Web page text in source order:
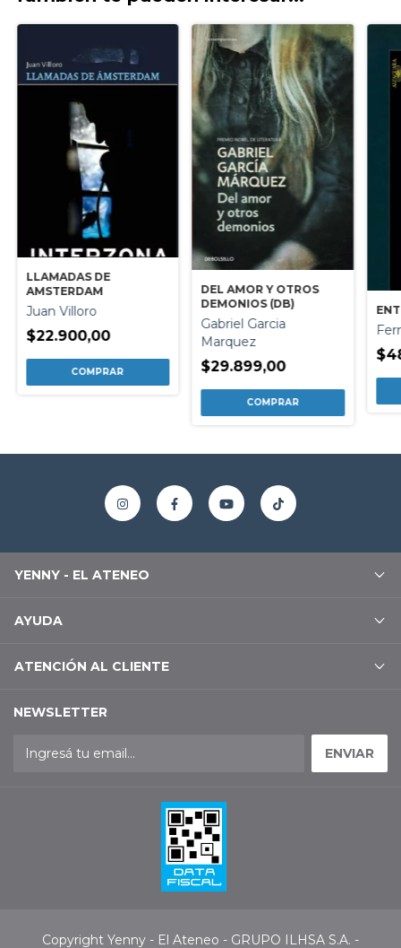
LLAMADAS DE
AMSTERDAM
Juan Villoro
$22.900,00
DEL AMOR Y OTROS
DEMONIOS (DB)
Gabriel Garcia
Marquez
$29.899,00
YENNY - EL ATENEO
AYUDA
ATENCIÓN AL CLIENTE
NEWSLETTER
Copyright Yenny - El Ateneo - GRUPO ILHSA S.A. -